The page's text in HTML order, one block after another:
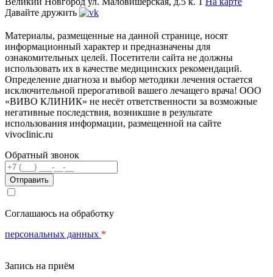
Давайте дружить
Материалы, размещенные на данной странице, носят
информационный характер и предназначены для
ознакомительных целей. Посетители сайта не должны
использовать их в качестве медицинских рекомендаций.
Определение диагноза и выбор методики лечения остается
исключительной прерогативой вашего лечащего врача! ООО
«ВИВО КЛИНИК» не несёт ответственности за возможные
негативные последствия, возникшие в результате
использования информации, размещенной на сайте
vivoclinic.ru
Обратный звонок
Телефон
Соглашаюсь на обработку
персональных данных *
Запись на приём